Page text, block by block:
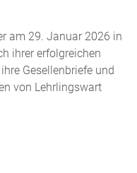
am 29. Januar 2026 in
ihrer erfolgreichen
Gesellenbriefe und
von Lehrlingswart